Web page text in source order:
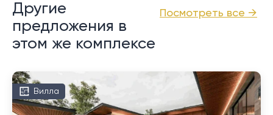
Посмотреть все →
Другие
предложения в
этом же комплексе
Вилла